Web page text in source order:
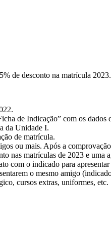
de desconto na matrícula 2023.
de Indicação” com os dados
da Unidade I.
de matrícula.
ou mais. Após a
nas matrículas de 2023 e
com o indicado para
o mesmo amigo
cursos extras, uniformes, etc.